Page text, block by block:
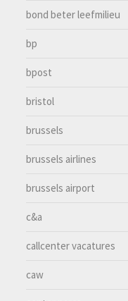
bond beter leefmilieu
bp
bpost
bristol
brussels
brussels airlines
brussels airport
c&a
callcenter vacatures
caw